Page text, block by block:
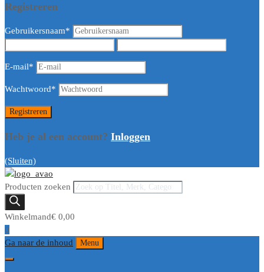
Registreren
Gebruikersnaam*
E-mail*
Wachtwoord*
Heb je al een account? Inloggen
(Sluiten)
Producten zoeken
Winkelmand€ 0,00
0
Ga naar de inhoud
Menu